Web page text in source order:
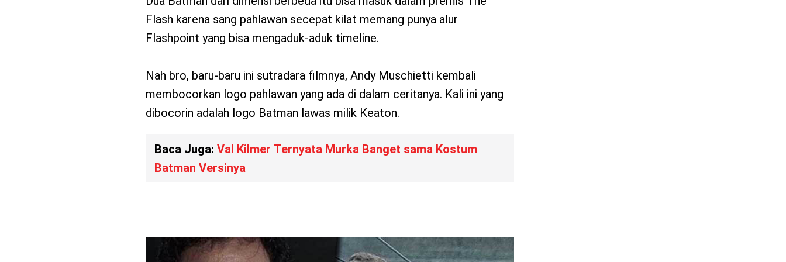
Flash karena sang pahlawan secepat kilat memang punya alur
Flashpoint yang bisa mengaduk-aduk timeline.
Nah bro, baru-baru ini sutradara filmnya, Andy Muschietti kembali
membocorkan logo pahlawan yang ada di dalam ceritanya. Kali ini yang
dibocorin adalah logo Batman lawas milik Keaton.
Baca Juga: Val Kilmer Ternyata Murka Banget sama Kostum
Batman Versinya